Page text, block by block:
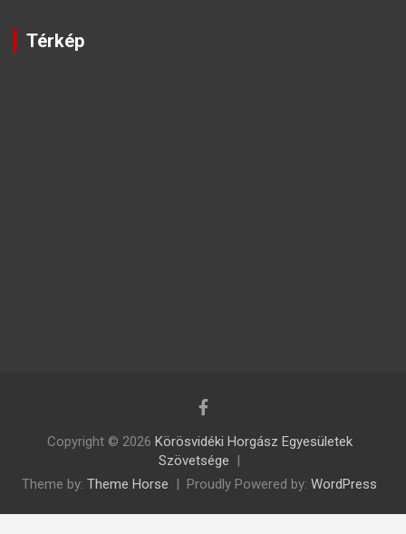
Térkép
Copyright © 2026 Körösvidéki Horgász Egyesületek
Szövetsége
Theme by: Theme Horse Proudly Powered by: WordPress